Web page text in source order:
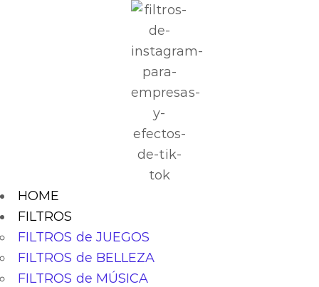
HOME
FILTROS
FILTROS de JUEGOS
FILTROS de BELLEZA
FILTROS de MÚSICA